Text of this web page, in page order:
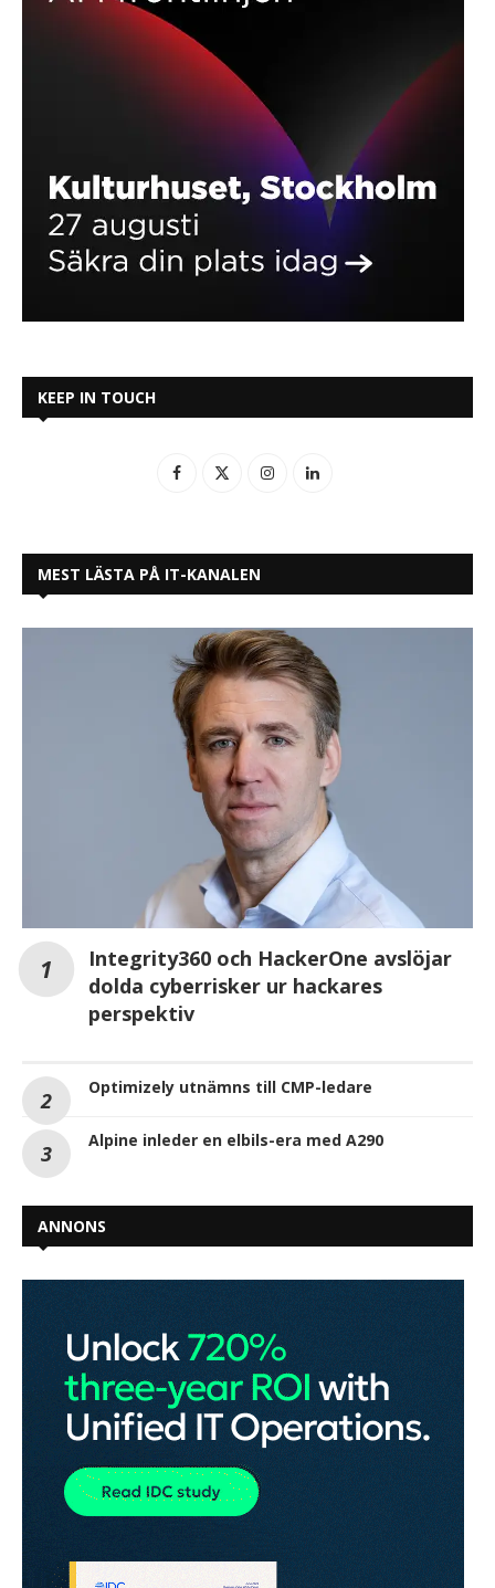
KEEP IN TOUCH
MEST LÄSTA PÅ IT-KANALEN
Integrity360 och HackerOne avslöjar
dolda cyberrisker ur hackares
perspektiv
Optimizely utnämns till CMP-ledare
Alpine inleder en elbils-era med A290
ANNONS